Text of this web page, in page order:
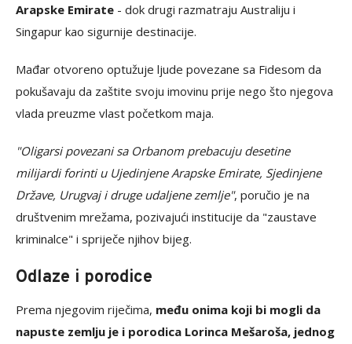
Arapske Emirate - dok drugi razmatraju Australiju i
Singapur kao sigurnije destinacije.
Mađar otvoreno optužuje ljude povezane sa Fidesom da
pokušavaju da zaštite svoju imovinu prije nego što njegova
vlada preuzme vlast početkom maja.
"Oligarsi povezani sa Orbanom prebacuju desetine
milijardi forinti u Ujedinjene Arapske Emirate, Sjedinjene
Države, Urugvaj i druge udaljene zemlje", poručio je na
društvenim mrežama, pozivajući institucije da "zaustave
kriminalce" i spriječe njihov bijeg.
Odlaze i porodice
Prema njegovim riječima, među onima koji bi mogli da
napuste zemlju je i porodica Lorinca Mešaroša, jednog